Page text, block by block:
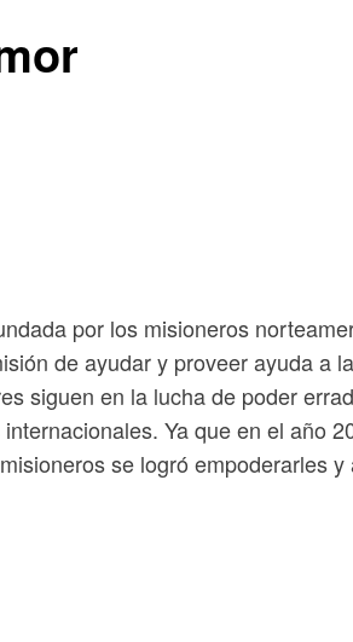
por los misioneros
de ayudar y proveer ayuda a
siguen en la lucha de poder
Ya que en el año
se logró empoderarles